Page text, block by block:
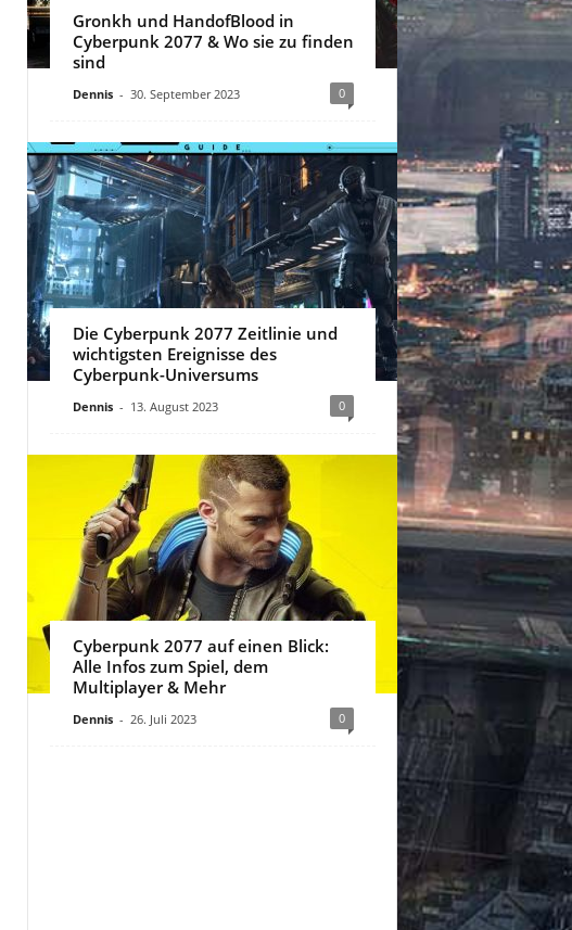
Gronkh und HandofBlood in
Cyberpunk 2077 & Wo sie zu finden
sind
Dennis - 30. September 2023 0
Die Cyberpunk 2077 Zeitlinie und
wichtigsten Ereignisse des
Cyberpunk-Universums
Dennis - 13. August 2023 0
Cyberpunk 2077 auf einen Blick:
Alle Infos zum Spiel, dem
Multiplayer & Mehr
Dennis - 26. Juli 2023 0